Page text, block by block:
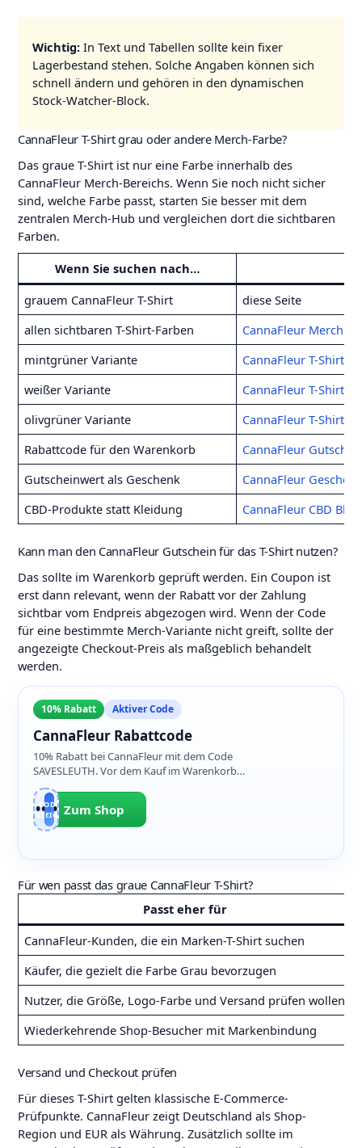
Wichtig:In Text und Tabellen sollte kein fixer
Lagerbestand stehen. Solche Angaben können sich
schnell ändern und gehören in den dynamischen
Stock-Watcher-Block.
CannaFleur T-Shirt grau oder andere Merch-Farbe?
Das graue T-Shirt ist nur eine Farbe innerhalb des
CannaFleur Merch-Bereichs. Wenn Sie noch nicht sicher
sind, welche Farbe passt, starten Sie besser mit dem
zentralen Merch-Hub und vergleichen dort die sichtbaren
Farben.
Wenn Sie suchen nach…
grauem CannaFleur T-Shirt
diese Seite
allen sichtbaren T-Shirt-Farben
CannaFleur Merch
mintgrüner Variante
CannaFleur T-Shirt
weißer Variante
CannaFleur T-Shirt
olivgrüner Variante
CannaFleur T-Shirt
Rabattcode für den Warenkorb
CannaFleur
Gutscheinwert als Geschenk
CannaFleur
CBD-Produkte statt Kleidung
CannaFleur CBD
Kann man den CannaFleur Gutschein für das T-Shirt nutzen?
Das sollte im Warenkorb geprüft werden. Ein Coupon ist
erst dann relevant, wenn der Rabatt vor der Zahlung
sichtbar vom Endpreis abgezogen wird. Wenn der Code
für eine bestimmte Merch-Variante nicht greift, sollte der
angezeigte Checkout-Preis als maßgeblich behandelt
werden.
10% Rabatt Aktiver Code
CannaFleur Rabattcode
10% Rabatt bei CannaFleur mit dem Code
SAVESLEUTH. Vor dem Kauf im Warenkorb
prüfen, ob der Rabatt auf das T-Shirt angewendet
wird.
SAV•••••TH
CODE
ANZEIGENZum Shop
Für wen passt das graue CannaFleur T-Shirt?
Passt eher für
CannaFleur-Kunden, die ein Marken-T-Shirt suchen
Käufer, die gezielt die Farbe Grau bevorzugen
Nutzer, die Größe, Logo-Farbe und Versand prüfen wollen
Wiederkehrende Shop-Besucher mit Markenbindung
Versand und Checkout prüfen
Für dieses T-Shirt gelten klassische E-Commerce-
Prüfpunkte. CannaFleur zeigt Deutschland als Shop-
Region und EUR als Währung. Zusätzlich sollte im